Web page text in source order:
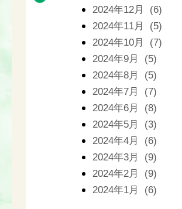
2024年12月 (6)
2024年11月 (5)
2024年10月 (7)
2024年9月 (5)
2024年8月 (5)
2024年7月 (7)
2024年6月 (8)
2024年5月 (3)
2024年4月 (6)
2024年3月 (9)
2024年2月 (9)
2024年1月 (6)